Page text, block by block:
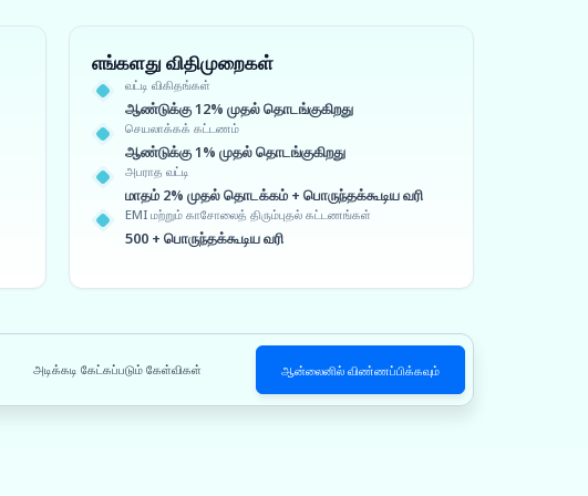
எங்களது விதிமுறைகள்
வட்டி விகிதங்கள்
ஆண்டுக்கு 12% முதல் தொடங்குகிறது
செயலாக்கக் கட்டணம்
ஆண்டுக்கு 1% முதல் தொடங்குகிறது
அபராத வட்டி
மாதம் 2% முதல் தொடக்கம் + பொருந்தக்கூடிய வரி
EMI மற்றும் காசோலைத் திரும்புதல் கட்டணங்கள்
500 + பொருந்தக்கூடிய வரி
அடிக்கடி கேட்கப்படும் கேள்விகள் ஆன்லைனில் விண்ணப்பிக்கவும்